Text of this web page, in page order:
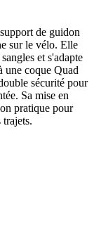
de guidon
sur le vélo. Elle
et s'adapte
une coque Quad
sécurité pour
Sa mise en
pratique pour